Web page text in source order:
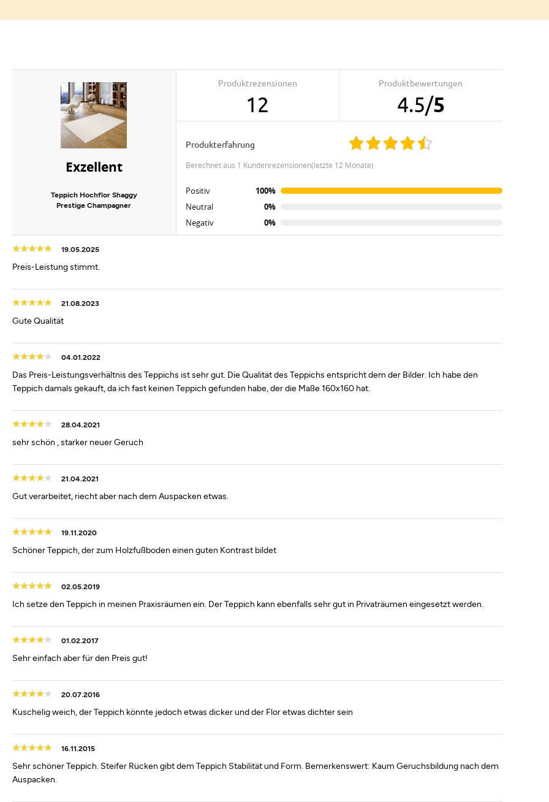
Exzellent
Teppich Hochflor Shaggy
Prestige Champagner
Produktrezensionen
12
Produktbewertungen
4.5/5
Produkterfahrung
berechnet aus 1 Kundenrezensionen(letzte 12 Monate)
Positiv
100%
Neutral
0%
Negativ
0%
19.05.2025
Preis-Leistung stimmt.
21.08.2023
Gute Qualität
04.01.2022
Das Preis-Leistungsverhältnis des Teppichs ist sehr gut. Die Qualität des Teppichs entspricht dem der Bilder. Ich habe den
Teppich damals gekauft, da ich fast keinen Teppich gefunden habe, der die Maße 160x160 hat.
28.04.2021
sehr schön , starker neuer Geruch
21.04.2021
Gut verarbeitet, riecht aber nach dem Auspacken etwas.
19.11.2020
Schöner Teppich, der zum Holzfußboden einen guten Kontrast bildet
02.05.2019
Ich setze den Teppich in meinen Praxisräumen ein. Der Teppich kann ebenfalls sehr gut in Privaträumen eingesetzt werden.
01.02.2017
Sehr einfach aber für den Preis gut!
20.07.2016
Kuschelig weich, der Teppich könnte jedoch etwas dicker und der Flor etwas dichter sein
16.11.2015
Sehr schöner Teppich. Steifer Rücken gibt dem Teppich Stabilität und Form. Bemerkenswert: Kaum Geruchsbildung nach dem
Auspacken.